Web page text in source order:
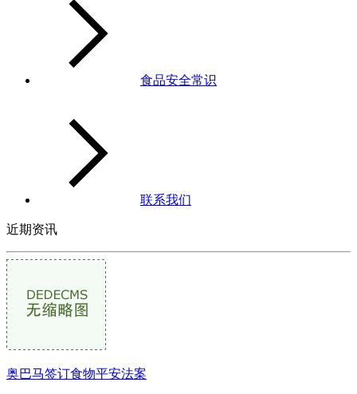
食品安全常识
联系我们
近期资讯
奥巴马签订食物平安法案